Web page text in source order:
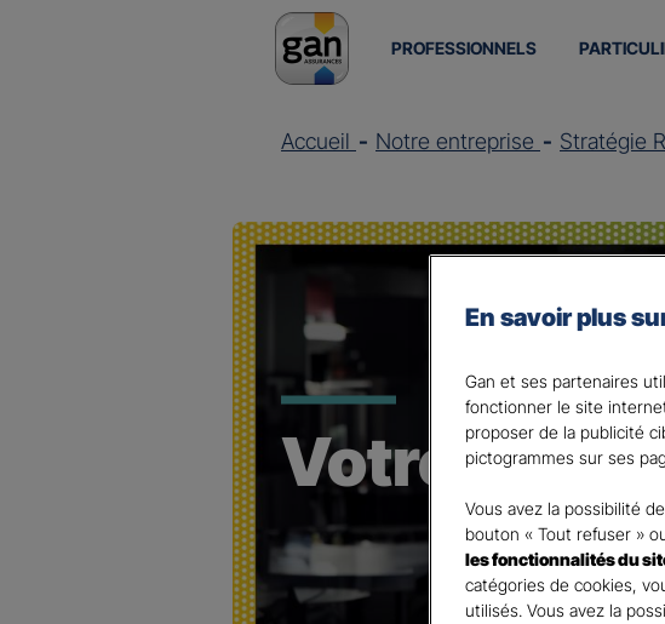
PROFESSIONNELS
Accueil Notre entreprise Stratégie
Votre
En savoir plus
Gan et ses partenaires
fonctionner le site
proposer de la publicité
pictogrammes sur ses
Vous avez la possibilité
bouton « Tout refuser »
les fonctionnalités du
catégories de cookies,
utilisés. Vous avez la